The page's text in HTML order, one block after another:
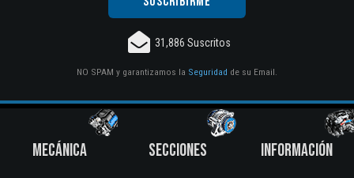
31,886 Suscritos
NO SPAM y garantizamos la Seguridad de su Email.
MECÁNICA
SECCIONES
INFORMACIÓN